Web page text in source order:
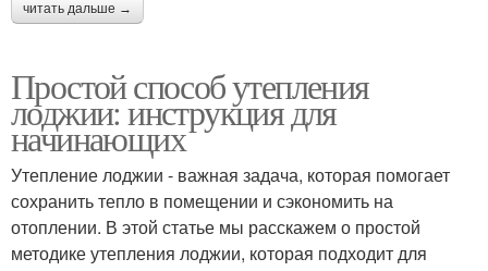
читать дальше →
Простой способ утепления
лоджии: инструкция для
начинающих
Утепление лоджии - важная задача, которая помогает
сохранить тепло в помещении и сэкономить на
отоплении. В этой статье мы расскажем о простой
методике утепления лоджии, которая подходит для